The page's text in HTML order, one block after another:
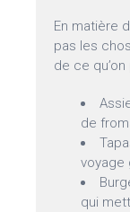
En matière
pas les
de ce
de
voyage
qui